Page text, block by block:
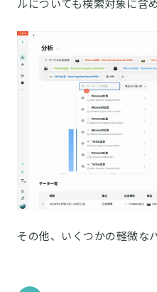
ルについても検索対象に含
その他、いくつかの軽微な